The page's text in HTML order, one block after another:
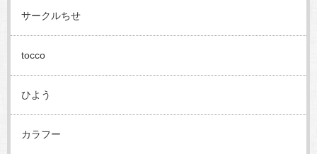
サークルちせ
tocco
ひよう
カラフー